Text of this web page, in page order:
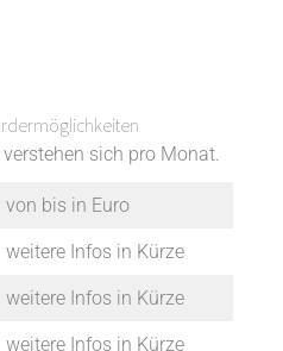
sich pro Monat.
von bis in Euro
weitere Infos in Kürze
weitere Infos in Kürze
weitere Infos in Kürze